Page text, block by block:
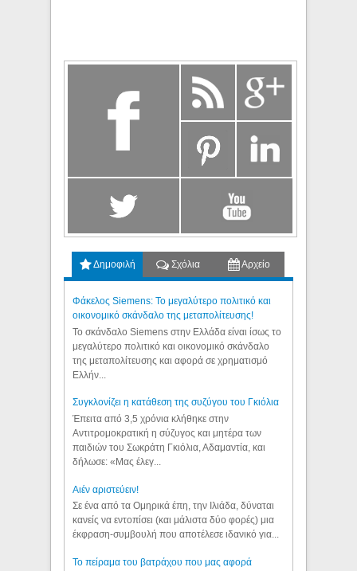
Δημοφιλή Σχόλια Αρχείο
Φάκελος Siemens: Το μεγαλύτερο πολιτικό και
οικονομικό σκάνδαλο της μεταπολίτευσης!
Το σκάνδαλο Siemens στην Ελλάδα είναι ίσως το
μεγαλύτερο πολιτικό και οικονομικό σκάνδαλο
της μεταπολίτευσης και αφορά σε χρηματισμό
Ελλήν...
Συγκλονίζει η κατάθεση της συζύγου του Γκιόλια
Έπειτα από 3,5 χρόνια κλήθηκε στην
Αντιτρομοκρατική η σύζυγος και μητέρα των
παιδιών του Σωκράτη Γκιόλια, Αδαμαντία, και
δήλωσε: «Μας έλεγ...
Aιέν αριστεύειν!
Σε ένα από τα Ομηρικά έπη, την Ιλιάδα, δύναται
κανείς να εντοπίσει (και μάλιστα δύο φορές) μια
έκφραση-συμβουλή που αποτέλεσε ιδανικό για...
Το πείραμα του βατράχου που μας αφορά